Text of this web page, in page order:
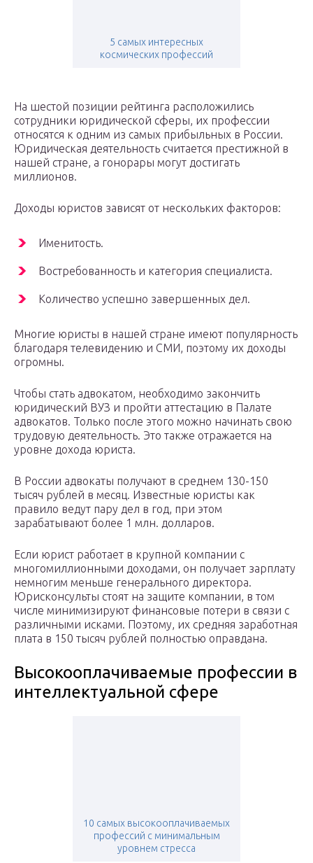
5 самых интересных
космических профессий
На шестой позиции рейтинга расположились
сотрудники юридической сферы, их профессии
относятся к одним из самых прибыльных в России.
Юридическая деятельность считается престижной в
нашей стране, а гонорары могут достигать
миллионов.
Доходы юристов зависят от нескольких факторов:
Именитость.
Востребованность и категория специалиста.
Количество успешно завершенных дел.
Многие юристы в нашей стране имеют популярность
благодаря телевидению и СМИ, поэтому их доходы
огромны.
Чтобы стать адвокатом, необходимо закончить
юридический ВУЗ и пройти аттестацию в Палате
адвокатов. Только после этого можно начинать свою
трудовую деятельность. Это также отражается на
уровне дохода юриста.
В России адвокаты получают в среднем 130-150
тысяч рублей в месяц. Известные юристы как
правило ведут пару дел в год, при этом
зарабатывают более 1 млн. долларов.
Если юрист работает в крупной компании с
многомиллионными доходами, он получает зарплату
немногим меньше генерального директора.
Юрисконсульты стоят на защите компании, в том
числе минимизируют финансовые потери в связи с
различными исками. Поэтому, их средняя заработная
плата в 150 тысяч рублей полностью оправдана.
Высокооплачиваемые профессии в
интеллектуальной сфере
10 самых высокооплачиваемых
профессий с минимальным
уровнем стресса